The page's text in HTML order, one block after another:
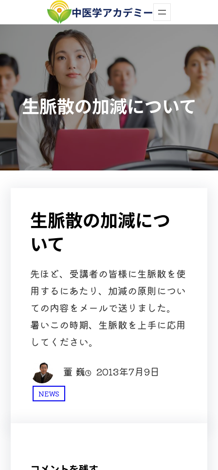
容
ス
キ
ッ
プ
中医学アカデミー
生脈散の加減について
生脈散の加減につ
いて
先ほど、受講者の皆様に生脈散を使
用するにあたり、加減の原則につい
ての内容をメールで送りました。
暑いこの時期、生脈散を上手に応用
してください。
董 巍 2013年7月9日
NEWS